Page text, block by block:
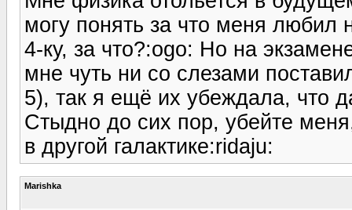
могу понять за что меня
4-ку, за что?:ogo: Но на
мне чуть ни со слезами
5), так я ещё их убеждала, что
Стыдно до сих пор, убейте
в другой галактике:ridaju:
Marishka